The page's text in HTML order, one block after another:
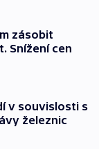
zásobit
Snížení cen
v souvislosti s
železnic